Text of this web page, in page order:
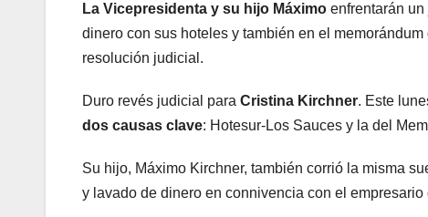
La Vicepresidenta y su hijo Máximo enfrentarán
dinero con sus hoteles y también en el
resolución judicial.
Duro revés judicial para Cristina Kirchner. Este
dos causas clave: Hotesur-Los Sauces y la del
Su hijo, Máximo Kirchner, también corrió la misma
y lavado de dinero en connivencia con el